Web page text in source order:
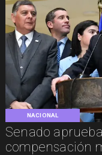
NACIONAL
Senado
compensación